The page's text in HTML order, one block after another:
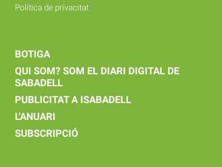
Política de privacitat
BOTIGA
QUI SOM? SOM EL DIARI DIGITAL DE
SABADELL
PUBLICITAT A ISABADELL
L'ANUARI
SUBSCRIPCIÓ